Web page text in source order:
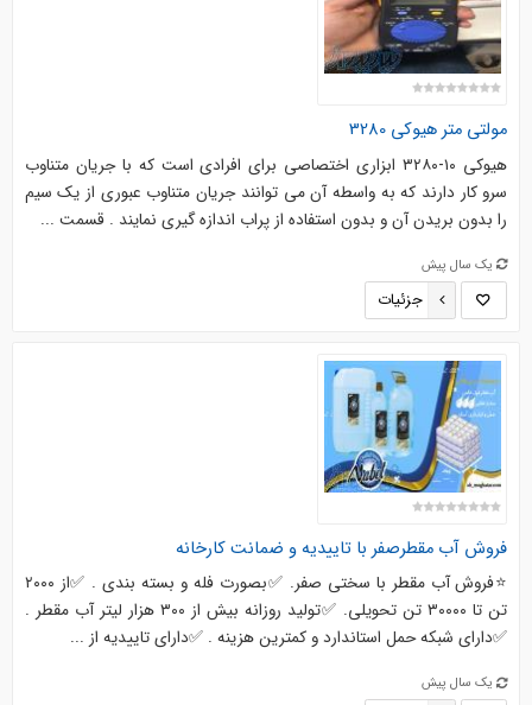
مولتی متر هیوکی 3280
هیوکی ۱۰-۳۲۸۰ ابزاری اختصاصی برای افرادی است که با جریان متناوب
سرو کار دارند که به واسطه آن می توانند جریان متناوب عبوری از یک سیم
را بدون بریدن آن و بدون استفاده از پراب اندازه گیری نمایند . قسمت ...
یک سال پیش
جزئیات
فروش آب مقطرصفر با تاییدیه و ضمانت کارخانه
⭐️فروش آب مقطر با سختی صفر. ✅بصورت فله و بسته بندی . ✅از ۲۰۰۰
تن تا ۳۰۰۰۰ تن تحویلی. ✅تولید روزانه بیش از ۳۰۰ هزار لیتر آب مقطر .
✅دارای شبکه حمل استاندارد و کمترین هزینه . ✅دارای تاییدیه از ...
یک سال پیش